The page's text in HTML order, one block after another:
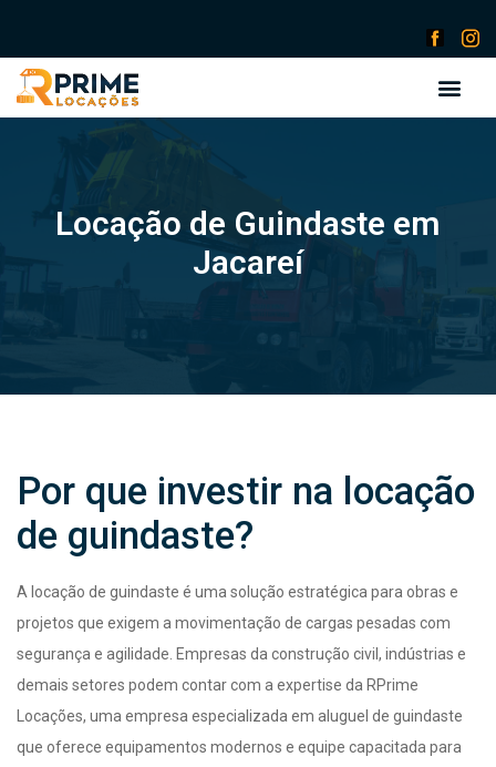
Locação de Guindaste em
Jacareí
Por que investir na locação
de guindaste?
A locação de guindaste é uma solução estratégica para obras e
projetos que exigem a movimentação de cargas pesadas com
segurança e agilidade. Empresas da construção civil, indústrias e
demais setores podem contar com a expertise da RPrime
Locações, uma empresa especializada em aluguel de guindaste
que oferece equipamentos modernos e equipe capacitada para